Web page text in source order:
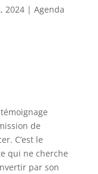
2024| Agenda
de
C’est le
qui ne cherche
par son